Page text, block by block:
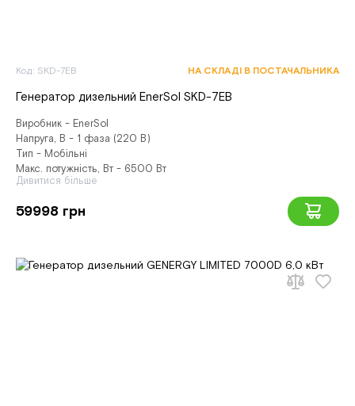
Код: SKD-7EB НА СКЛАДІ В ПОСТАЧАЛЬНИКА
Генератор дизельний EnerSol SKD-7EB
Виробник - EnerSol
Напруга, В - 1 фаза (220 В)
Тип - Мобільні
Макс. потужність, Вт - 6500 Вт
Дивитися більше
59998 грн